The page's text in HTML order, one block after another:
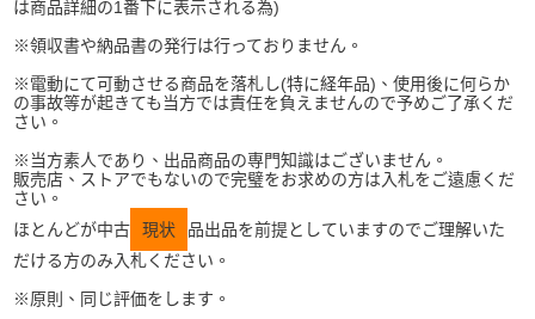
は商品詳細の1番下に表示される為)
※領収書や納品書の発行は行っておりません。
※電動にて可動させる商品を落札し(特に経年品)、使用後に何らか
の事故等が起きても当方では責任を負えませんので予めご了承くだ
さい。
※当方素人であり、出品商品の専門知識はございません。
販売店、ストアでもないので完璧をお求めの方は入札をご遠慮くだ
さい。
ほとんどが中古
現状
品出品を前提としていますのでご理解いた
だける方のみ入札ください。
※原則、同じ評価をします。